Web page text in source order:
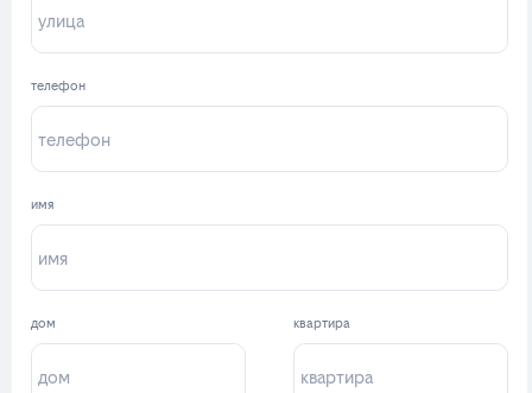
телефон
имя
дом квартира